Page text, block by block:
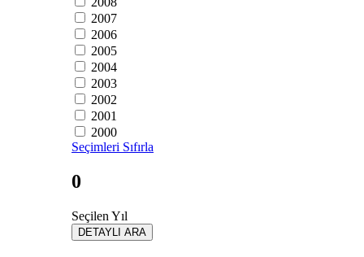
2007
2006
2005
2004
2003
2002
2001
2000
Seçimleri Sıfırla
0
Seçilen Yıl
DETAYLI ARA